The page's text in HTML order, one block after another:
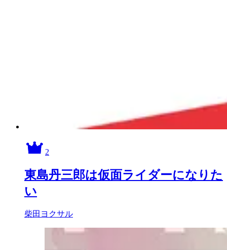
2
東島丹三郎は仮面ライダーになりた
い
柴田ヨクサル